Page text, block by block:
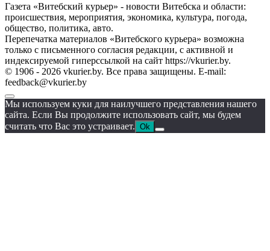
Газета «Витебский курьер» - новости Витебска и области:
происшествия, мероприятия, экономика, культура, погода,
общество, политика, авто.
Перепечатка материалов «Витебского курьера» возможна
только с письменного согласия редакции, с активной и
индексируемой гиперссылкой на сайт https://vkurier.by.
© 1906 - 2026 vkurier.by. Все права защищены. E-mail:
feedback@vkurier.by
Мы используем куки для наилучшего представления нашего
сайта. Если Вы продолжите использовать сайт, мы будем
считать что Вас это устраивает. Ok